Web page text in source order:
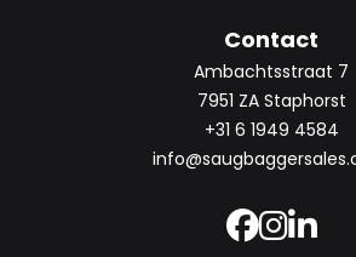
Contact
Ambachtsstraat 7
7951 ZA Staphorst
+31 6 1949 4584